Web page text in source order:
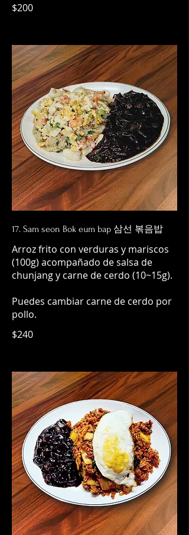
$200
17. Sam seon Bok eum bap 삼선 볶음밥
Arroz frito con verduras y mariscos
(100g) acompañado de salsa de
chunjang y carne de cerdo (10~15g).
Puedes cambiar carne de cerdo por
pollo.
$240